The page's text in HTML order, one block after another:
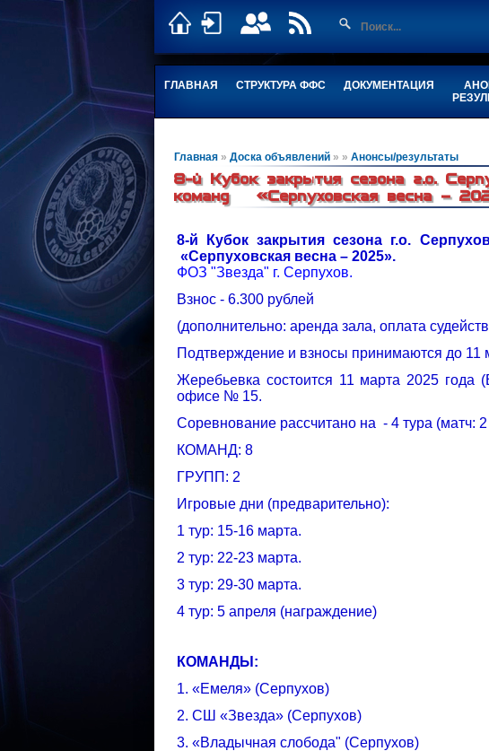
ГЛАВНАЯ СТРУКТУРА ФФС ДОКУМЕНТАЦИЯ
Главная » Доска объявлений » » Анонсы/результаты
8-й Кубок закрытия сезона г.о.
команд «Серпуховская весна –
8-й Кубок закрытия сезона г.о.
«Серпуховская весна – 2025».
ФОЗ "Звезда" г. Серпухов.
Взнос - 6.300 рублей
(дополнительно: аренда зала, оплата
Подтверждение и взносы принимаются до 11
Жеребьевка состоится 11 марта 2025
офисе № 15.
Соревнование рассчитано на - 4 тура (матч:
КОМАНД: 8
ГРУПП: 2
Игровые дни (предварительно):
1 тур: 15-16 марта.
2 тур: 22-23 марта.
3 тур: 29-30 марта.
4 тур: 5 апреля (награждение)
КОМАНДЫ:
1. «Емеля» (Серпухов)
2. СШ «Звезда» (Серпухов)
3. «Владычная слобода" (Серпухов)